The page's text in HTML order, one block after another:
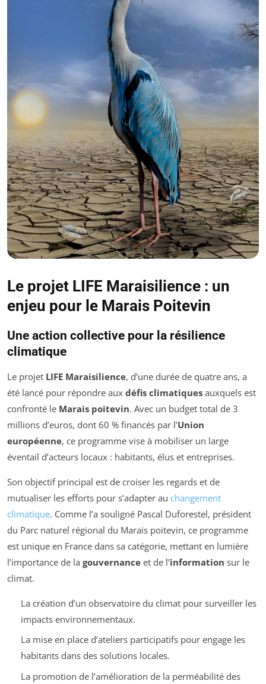
Le projet LIFE Maraisilience : un
enjeu pour le Marais Poitevin
Une action collective pour la résilience
climatique
Le projet LIFE Maraisilience, d’une durée de quatre ans, a
été lancé pour répondre aux défis climatiques auxquels est
confronté le Marais poitevin. Avec un budget total de 3
millions d’euros, dont 60 % financés par l’Union
européenne, ce programme vise à mobiliser un large
éventail d’acteurs locaux : habitants, élus et entreprises.
Son objectif principal est de croiser les regards et de
mutualiser les efforts pour s’adapter au changement
climatique. Comme l’a souligné Pascal Duforestel, président
du Parc naturel régional du Marais poitevin, ce programme
est unique en France dans sa catégorie, mettant en lumière
l’importance de la gouvernance et de l’information sur le
climat.
La création d’un observatoire du climat pour surveiller les
impacts environnementaux.
La mise en place d’ateliers participatifs pour engage les
habitants dans des solutions locales.
La promotion de l’amélioration de la perméabilité des